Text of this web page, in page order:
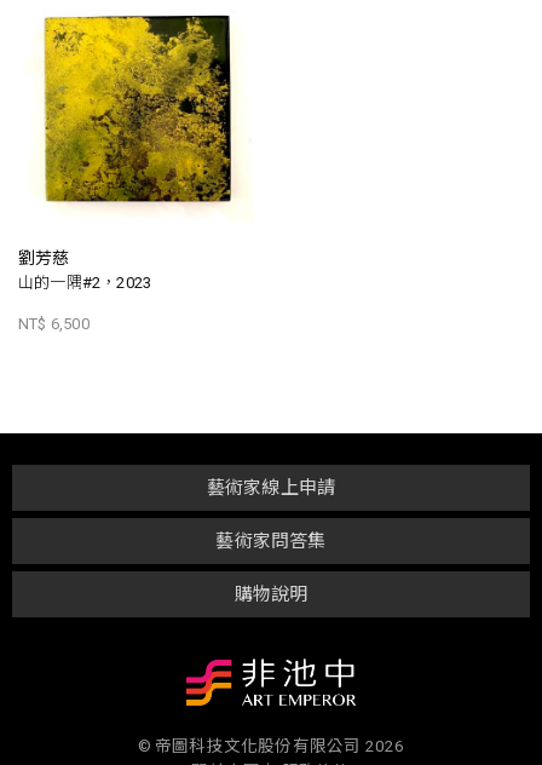
劉芳慈
山的一隅#2，2023
NT$ 6,500
購物說明
藝術家問答集
藝術家線上申請
© 帝圖科技文化股份有限公司 2026